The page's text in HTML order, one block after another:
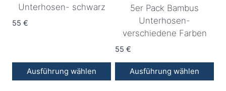
Unterhosen- schwarz
55 €
Ausführung wählen
5er Pack Bambus
Unterhosen-
verschiedene Farben
55 €
Ausführung wählen